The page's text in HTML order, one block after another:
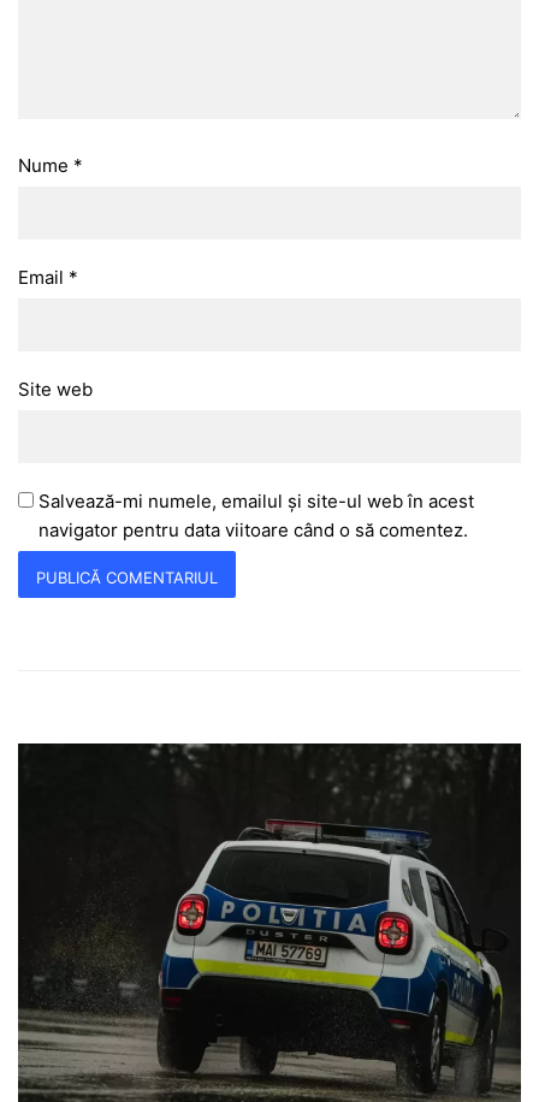
Nume *
Email *
Site web
Salvează-mi numele, emailul și site-ul web în acest
navigator pentru data viitoare când o să comentez.